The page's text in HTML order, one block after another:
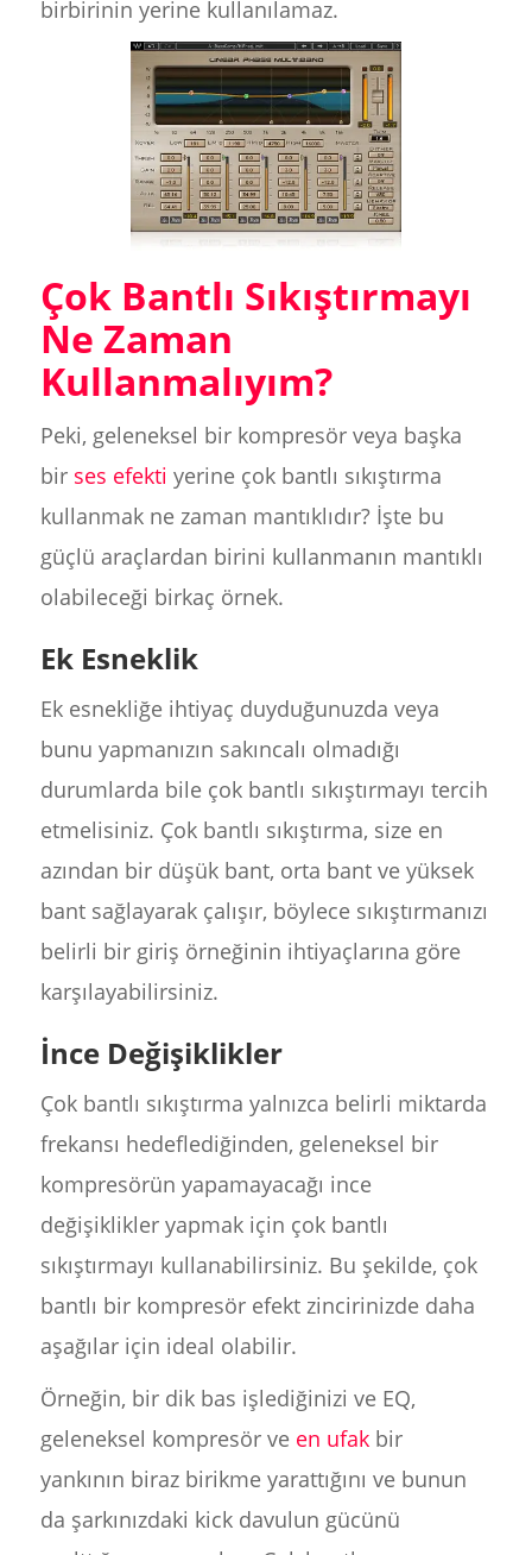
birbirinin yerine kullanılamaz.
Çok Bantlı Sıkıştırmayı
Ne Zaman
Kullanmalıyım?
Peki, geleneksel bir kompresör veya başka
bir ses efekti yerine çok bantlı sıkıştırma
kullanmak ne zaman mantıklıdır? İşte bu
güçlü araçlardan birini kullanmanın mantıklı
olabileceği birkaç örnek.
Ek Esneklik
Ek esnekliğe ihtiyaç duyduğunuzda veya
bunu yapmanızın sakıncalı olmadığı
durumlarda bile çok bantlı sıkıştırmayı tercih
etmelisiniz. Çok bantlı sıkıştırma, size en
azından bir düşük bant, orta bant ve yüksek
bant sağlayarak çalışır, böylece sıkıştırmanızı
belirli bir giriş örneğinin ihtiyaçlarına göre
karşılayabilirsiniz.
İnce Değişiklikler
Çok bantlı sıkıştırma yalnızca belirli miktarda
frekansı hedeflediğinden, geleneksel bir
kompresörün yapamayacağı ince
değişiklikler yapmak için çok bantlı
sıkıştırmayı kullanabilirsiniz. Bu şekilde, çok
bantlı bir kompresör efekt zincirinizde daha
aşağılar için ideal olabilir.
Örneğin, bir dik bas işlediğinizi ve EQ,
geleneksel kompresör ve en ufakbir
yankının biraz birikme yarattığını ve bunun
da şarkınızdaki kick davulun gücünü